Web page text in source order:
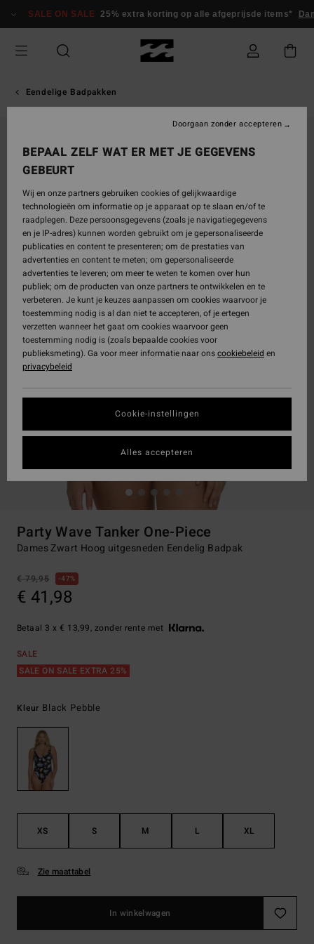
naar
SALE ON SALE 25% extra korting op alle afgeprijsde items*
Eendelige Badpakken
Party Wave Tanker One-Piece
Dames Zwart Hoog uitgesneden Eendelig Badpak
€ 79,95 47%
€ 41,98
Betaal 3 x € 13,99, zonder rente met
SALE
SALE ON SALE EXTRA 25%
Kleur Black Pebble
XS S M L XL
Zie maattabel
In winkelwagen
BEPAAL ZELF WAT ER MET JE GEGEVENS
GEBEURT
Wij en onze partners gebruiken cookies of gelijkwaardige
technologieën om informatie op je apparaat op te slaan en/of te
raadplegen. Deze persoonsgegevens (zoals je navigatiegegevens
en je IP-adres) kunnen worden gebruikt om je gepersonaliseerde
publicaties en content te presenteren; om de prestaties van
advertenties en content te meten; om gepersonaliseerde
advertenties te leveren; om meer te weten te komen over hun
publiek; om de producten van onze partners te ontwikkelen en te
verbeteren. Je kunt je keuzes aanpassen om cookies waarvoor je
toestemming nodig is al dan niet te accepteren, of je ertegen
verzetten wanneer het gaat om cookies waarvoor geen
toestemming nodig is (zoals bepaalde cookies voor
publieksmeting). Ga voor meer informatie naar onscookiebeleid en
privacybeleid
Cookie-instellingen
Doorgaan zonder accepteren
Alles accepteren